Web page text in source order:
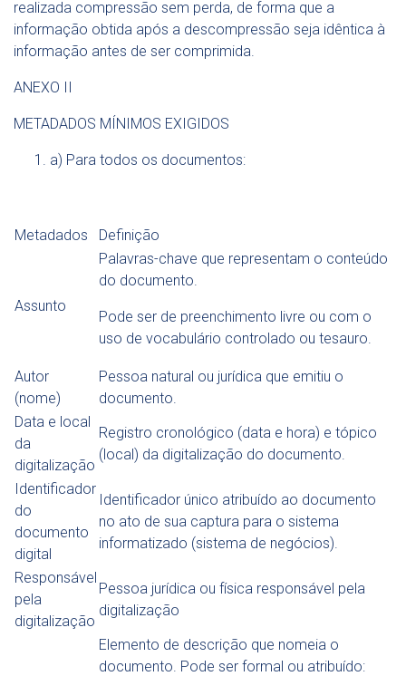
realizada compressão sem perda, de forma que a
informação obtida após a descompressão seja idêntica à
informação antes de ser comprimida.
ANEXO II
METADADOS MÍNIMOS EXIGIDOS
a) Para todos os documentos:
Metadados Definição
Assunto
Palavras-chave que representam o conteúdo
do documento.
Pode ser de preenchimento livre ou com o
uso de vocabulário controlado ou tesauro.
Autor
(nome)
Pessoa natural ou jurídica que emitiu o
documento.
Data e local
da
digitalização
Registro cronológico (data e hora) e tópico
(local) da digitalização do documento.
Identificador
do
documento
digital
Identificador único atribuído ao documento
no ato de sua captura para o sistema
informatizado (sistema de negócios).
Responsável
pela
digitalização
Pessoa jurídica ou física responsável pela
digitalização
Elemento de descrição que nomeia o
documento. Pode ser formal ou atribuído: